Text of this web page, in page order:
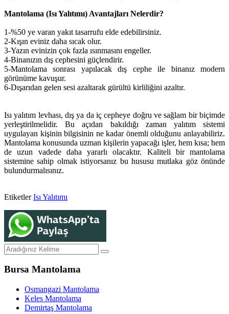
Mantolama (Isı Yalıtımı) Avantajları Nelerdir?
1-%50 ye varan yakıt tasarrufu elde edebilirsiniz.
2-Kışın eviniz daha sıcak olur.
3-Yazın evinizin çok fazla ısınmasını engeller.
4-Binanızın dış cephesini güçlendirir.
5-Mantolama sonrası yapılacak dış cephe ile binanız modern
görünüme kavuşur.
6-Dışarıdan gelen sesi azaltarak gürültü kirliliğini azaltır.
Isı yalıtım levhası, dış ya da iç cepheye doğru ve sağlam bir biçimde
yerleştirilmelidir. Bu açıdan bakıldığı zaman yalıtım sistemi
uygulayan kişinin bilgisinin ne kadar önemli olduğunu anlayabiliriz.
Mantolama konusunda uzman kişilerin yapacağı işler, hem kısa; hem
de uzun vadede daha yararlı olacaktır. Kaliteli bir mantolama
sistemine sahip olmak istiyorsanız bu hususu mutlaka göz önünde
bulundurmalısınız.
Etiketler Isı Yalıtımı
Bursa Mantolama
Osmangazi Mantolama
Keles Mantolama
Demirtaş Mantolama